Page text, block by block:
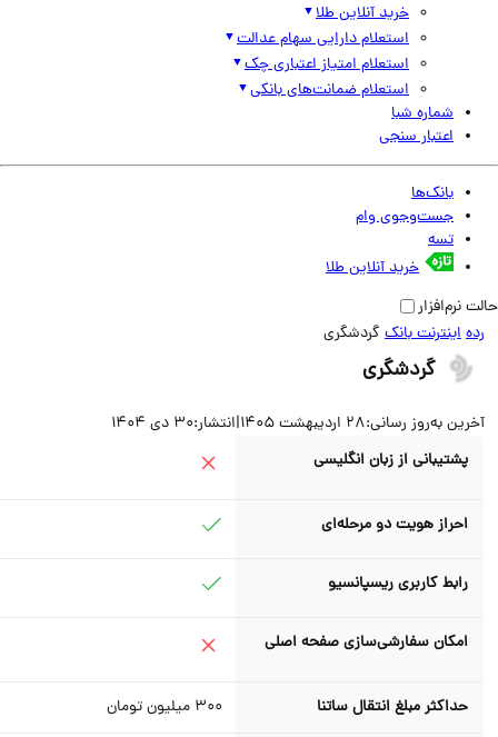
خرید آنلاین طلا
استعلام دارایی سهام عدالت
استعلام امتیاز اعتباری چک
استعلام ضمانت‌های بانکی
شماره شبا
اعتبار سنجی
بانک‌ها
جست‌وجوی وام
تسه
خرید آنلاین طلا
اینترنت بانکگردشگری
گردشگری
به‌روز رسانی:28 اردیبهشت 1405 |انتشار:30 دی 1404
پشتیبانی از زبان انگلیسی
احراز هویت دو مرحله‌ای
رابط کاربری ریسپانسیو
امکان سفارشی‌سازی صفحه اصلی
حداکثر مبلغ انتقال ساتنا میلیون تومان